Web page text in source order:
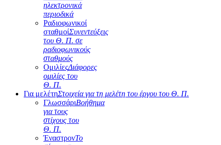
ηλεκτρονικά
περιοδικά
Ραδιοφωνικοί
σταθμοίΣυνεντεύξεις
του Θ. Π. σε
ραδιοφωνικούς
σταθμούς
ΟμιλίεςΔιάφορες
ομιλίες του
Θ. Π.
Για μελέτηΣτοιχεία για τη μελέτη του έργου του Θ. Π.
ΓλωσσάριΒοήθημα
για τους
στίχους του
Θ. Π.
ΈναστρονΤο